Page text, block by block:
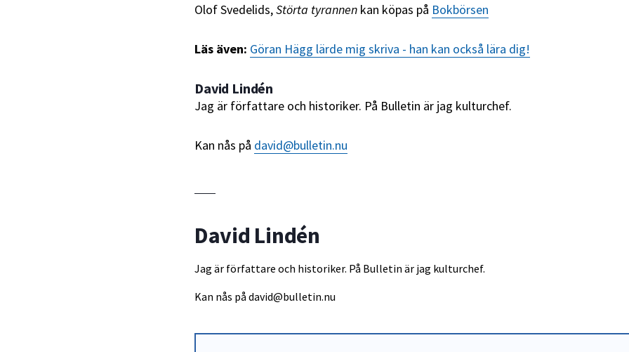
Olof Svedelids,Störta tyrannen kan köpas på Bokbörsen
Läs även: Göran Hägg lärde mig skriva - han kan också lära dig!
David Lindén
Jag är författare och historiker. På Bulletin är jag kulturchef.
Kan nås på david@bulletin.nu
David Lindén
Jag är författare och historiker. På Bulletin är jag kulturchef.
Kan nås på david@bulletin.nu